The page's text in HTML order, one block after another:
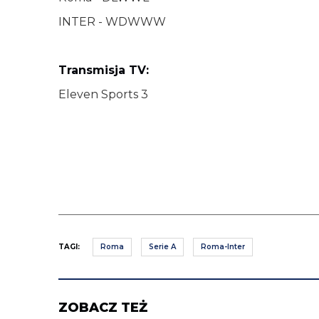
INTER - WDWWW
Transmisja TV:
Eleven Sports 3
TAGI: Roma Serie A Roma-Inter
ZOBACZ TEŻ